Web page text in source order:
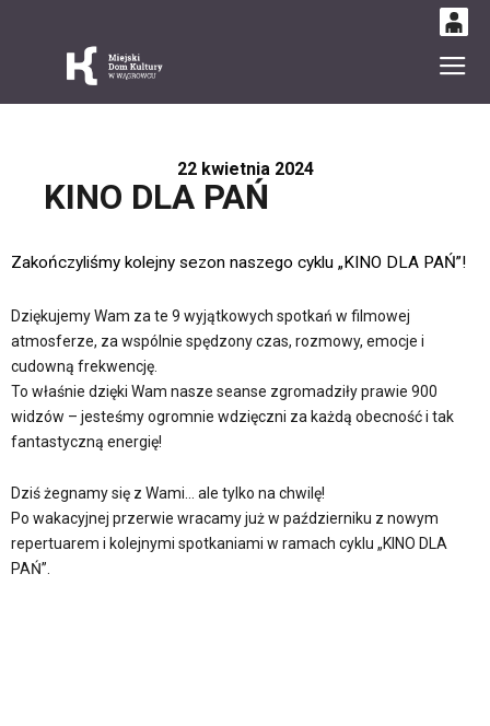
14 53
22 kwietnia 2024
KINO DLA PAŃ
Zakończyliśmy kolejny sezon naszego cyklu „KINO DLA PAŃ”!
Dziękujemy Wam za te 9 wyjątkowych spotkań w filmowej
atmosferze, za wspólnie spędzony czas, rozmowy, emocje i
cudowną frekwencję.
To właśnie dzięki Wam nasze seanse zgromadziły prawie 900
widzów – jesteśmy ogromnie wdzięczni za każdą obecność i tak
fantastyczną energię!
Dziś żegnamy się z Wami… ale tylko na chwilę!
Po wakacyjnej przerwie wracamy już w październiku z nowym
repertuarem i kolejnymi spotkaniami w ramach cyklu „KINO DLA
PAŃ”.